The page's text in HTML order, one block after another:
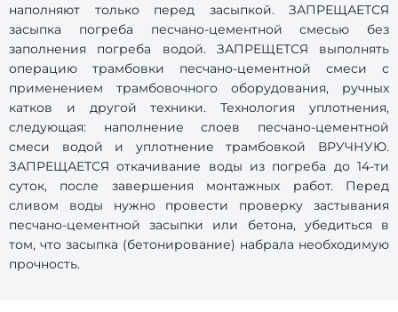
наполняют только перед засыпкой. ЗАПРЕЩАЕТСЯ
засыпка погреба песчано-цементной смесью без
заполнения погреба водой. ЗАПРЕЩЕТСЯ выполнять
операцию трамбовки песчано-цементной смеси с
применением трамбовочного оборудования, ручных
катков и другой техники. Технология уплотнения,
следующая: наполнение слоев песчано-цементной
смеси водой и уплотнение трамбовкой ВРУЧНУЮ.
ЗАПРЕЩАЕТСЯ откачивание воды из погреба до 14-ти
суток, после завершения монтажных работ. Перед
сливом воды нужно провести проверку застывания
песчано-цементной засыпки или бетона, убедиться в
том, что засыпка (бетонирование) набрала необходимую
прочность.